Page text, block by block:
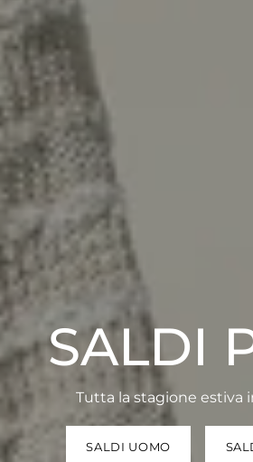
SALDI
Tutta la stagione estiva
SALDI UOMO